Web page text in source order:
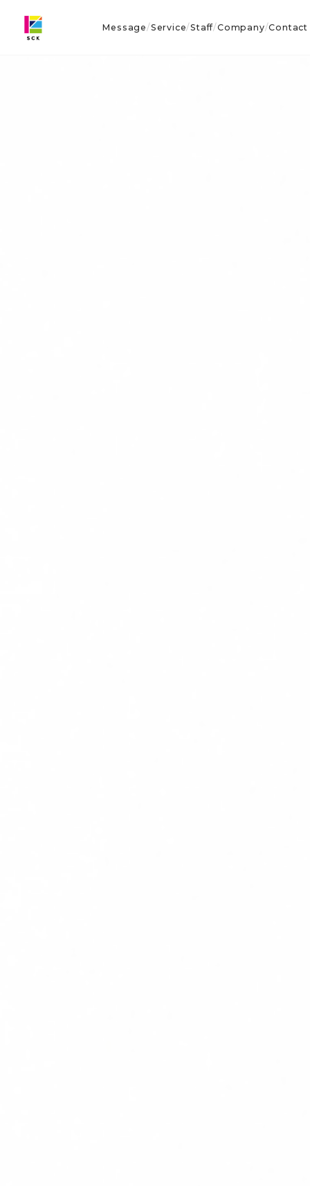
Message/Service/Staff/Company/Contact